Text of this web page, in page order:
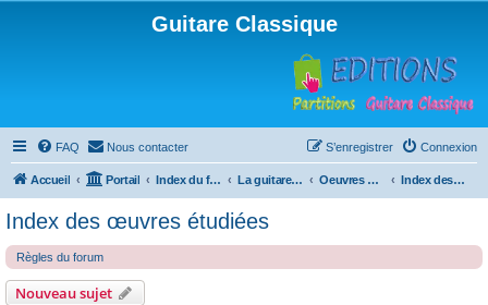
Guitare Classique
FAQ Nous contacter Connexion
S’enregistrer
Accueil Portail Index du forum La guitare : instrument, cours et théorie Oeuvres à la loupe Index des œuvres étudiées
Index des œuvres étudiées
Règles du forum
Nouveau sujet